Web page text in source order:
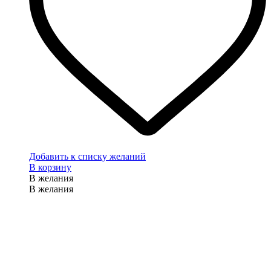
Добавить к списку желаний
В корзину
В желания
В желания